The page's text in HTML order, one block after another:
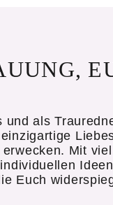
und als
Mit
Euch